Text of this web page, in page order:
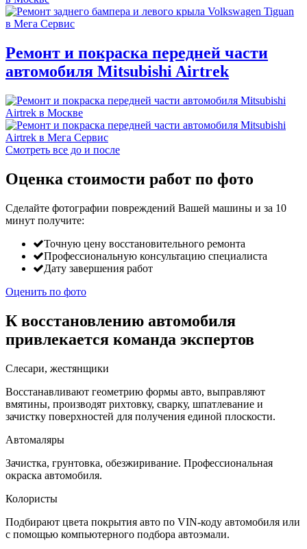
Ремонт и покраска передней части
автомобиля Mitsubishi Airtrek
Смотреть все до и после
Оценка стоимости работ по фото
Сделайте фотографии повреждений Вашей машины и за 10
минут получите:
Точную цену восстановительного ремонта
Профессиональную консультацию специалиста
Дату завершения работ
Оценить по фото
К восстановлению автомобиля
привлекается команда экспертов
Слесари, жестянщики
Восстанавливают геометрию формы авто, выправляют
вмятины, производят рихтовку, сварку, шпатлевание и
зачистку поверхностей для получения единой плоскости.
Автомаляры
Зачистка, грунтовка, обезжиривание. Профессиональная
окраска автомобиля.
Колористы
Подбирают цвета покрытия авто по VIN-коду автомобиля или
с помощью компьютерного подбора автоэмали.